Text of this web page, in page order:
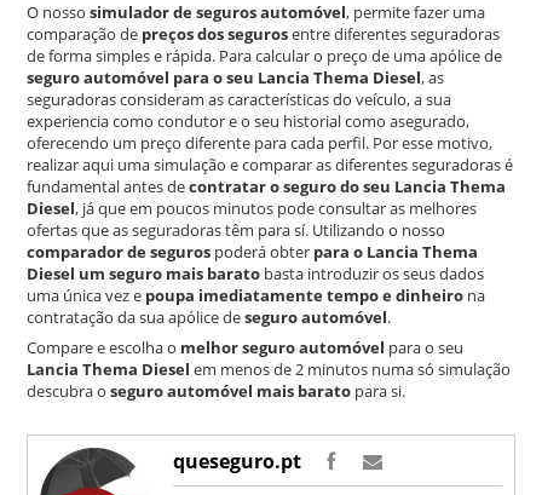
O nossosimulador de seguros automóvel, permite fazer uma
comparação de preços dos segurosentre diferentes seguradoras
de forma simples e rápida. Para calcular o preço de uma apólice de
seguro automóvel para o seu Lancia Thema Diesel, as
seguradoras consideram as características do veículo, a sua
experiencia como condutor e o seu historial como asegurado,
oferecendo um preço diferente para cada perfil. Por esse motivo,
realizar aqui uma simulação e comparar as diferentes seguradoras é
fundamental antes decontratar o seguro do seu Lancia Thema
Diesel, já que em poucos minutos pode consultar as melhores
ofertas que as seguradoras têm para sí. Utilizando o nosso
comparador de seguros poderá obter para o Lancia Thema
Diesel um seguro mais barato basta introduzir os seus dados
uma única vez e poupa imediatamente tempo e dinheiro na
contratação da sua apólice deseguro automóvel.
Compare e escolha o melhor seguro automóvel para o seu
Lancia Thema Diesel em menos de 2 minutos numa só simulação
descubra oseguro automóvel mais barato para si.
queseguro.pt